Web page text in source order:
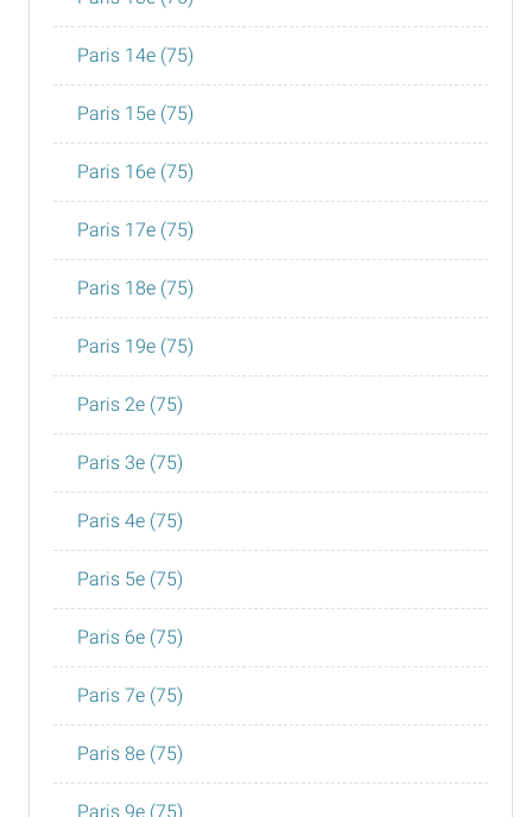
Paris 14e (75)
Paris 15e (75)
Paris 16e (75)
Paris 17e (75)
Paris 18e (75)
Paris 19e (75)
Paris 2e (75)
Paris 3e (75)
Paris 4e (75)
Paris 5e (75)
Paris 6e (75)
Paris 7e (75)
Paris 8e (75)
Paris 9e (75)